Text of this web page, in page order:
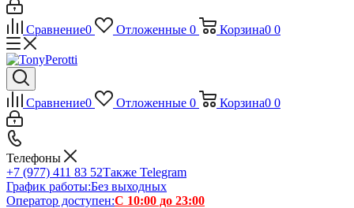
Сравнение0 Отложенные 0 Корзина0 0
Сравнение0 Отложенные 0 Корзина0 0
Телефоны
+7 (977) 411 83 52Также Telegram
График работы:Без выходных
Оператор доступен:С 10:00 до 23:00